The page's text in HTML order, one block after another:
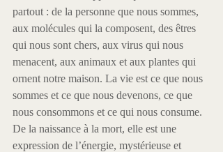
partout : de la personne que nous sommes,
aux molécules qui la composent, des êtres
qui nous sont chers, aux virus qui nous
menacent, aux animaux et aux plantes qui
ornent notre maison. La vie est ce que nous
sommes et ce que nous devenons, ce que
nous consommons et ce qui nous consume.
De la naissance à la mort, elle est une
expression de l’énergie, mystérieuse et